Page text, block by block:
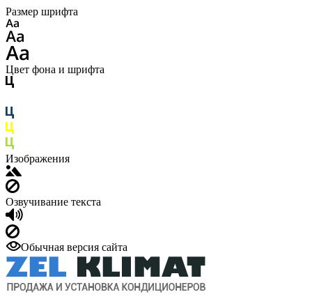
Размер шрифта
Цвет фона и шрифта
Изображения
Озвучивание текста
Обычная версия сайта